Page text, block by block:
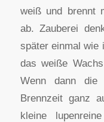
weiß und brennt
ab. Zauberei
später einmal wie
das weiße
Wenn dann
Brennzeit ganz
kleine